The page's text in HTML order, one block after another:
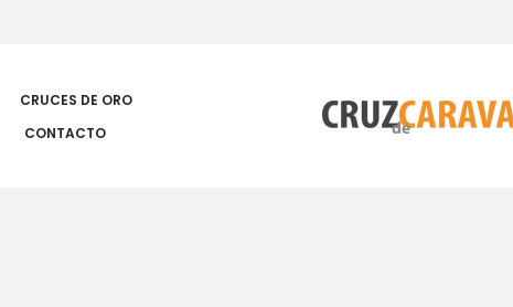
CRUCES DE ORO
CONTACTO